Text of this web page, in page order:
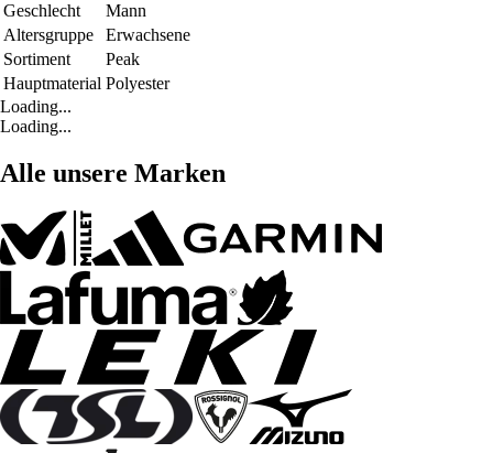
Geschlecht
Mann
Altersgruppe
Erwachsene
Sortiment
Peak
Hauptmaterial Polyester
Loading...
Loading...
Alle unsere Marken